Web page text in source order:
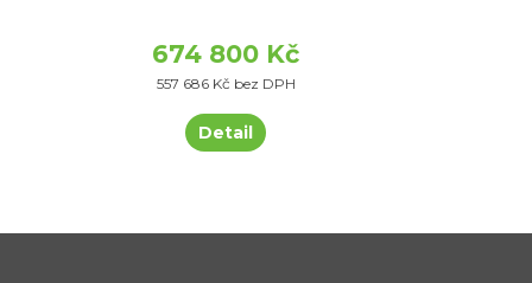
674 800 Kč
557 686 Kč bez DPH
Detail